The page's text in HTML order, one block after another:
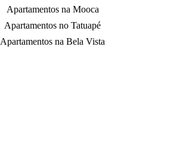
Apartamentos na Mooca
Apartamentos no Tatuapé
Apartamentos na Bela Vista